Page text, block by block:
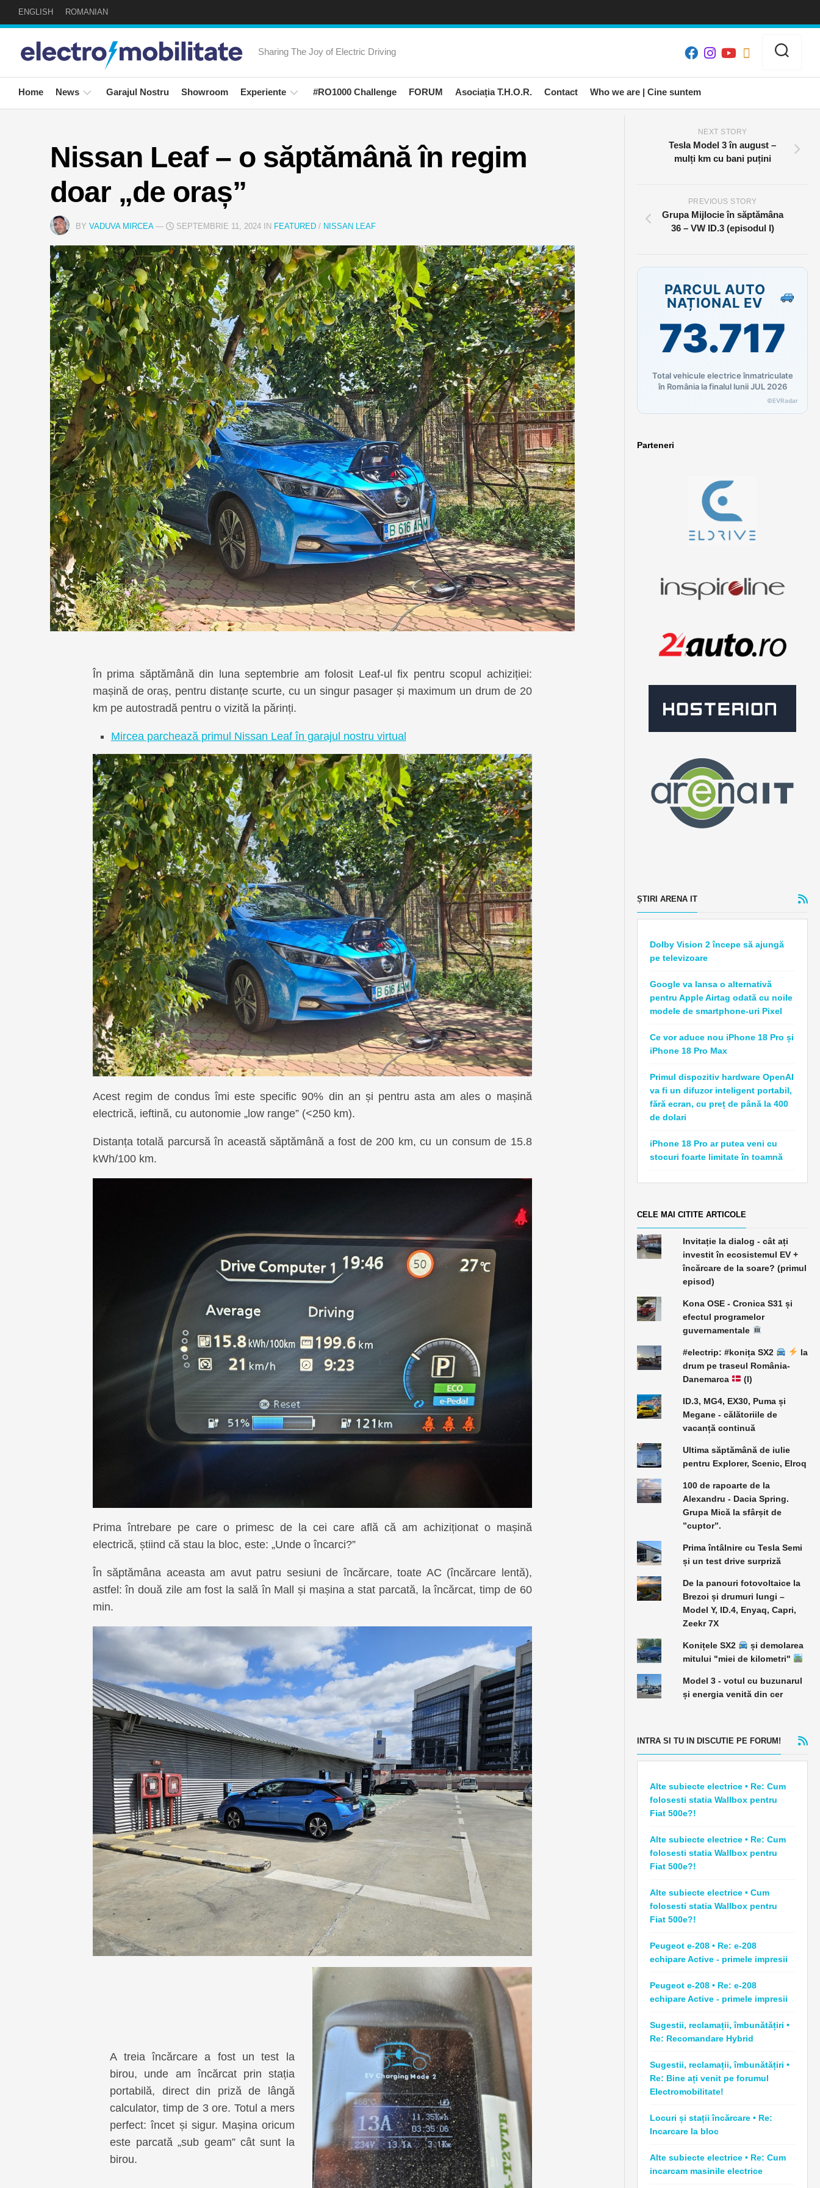
ENGLISH ROMANIAN
Sharing The Joy of Electric Driving
Home News
Social
News
Newsletter
Garajul Nostru Showroom Experiente
RoadTrips!
Masina
Electrica
#RO1000 Challenge FORUM Asociația T.H.O.R. Contact Who we are | Cine suntem
Nissan Leaf – o săptămână în regim
doar „de oraș”
BY VADUVA MIRCEA— SEPTEMBRIE 11, 2024 IN FEATURED/ NISSAN LEAF
În prima săptămână din luna septembrie am folosit Leaf-ul fix pentru scopul achiziției:
mașină de oraș, pentru distanțe scurte, cu un singur pasager și maximum un drum de 20
km pe autostradă pentru o vizită la părinți.
Mircea parchează primul Nissan Leaf în garajul nostru virtual
Acest regim de condus îmi este specific 90% din an și pentru asta am ales o mașină
electrică, ieftină, cu autonomie „low range” (<250 km).
Distanța totală parcursă în această săptămână a fost de 200 km, cu un consum de 15.8
kWh/100 km.
Prima întrebare pe care o primesc de la cei care află că am achiziționat o mașină
electrică, știind că stau la bloc, este: „Unde o încarci?”
În săptămâna aceasta am avut patru sesiuni de încărcare, toate AC (încărcare lentă),
astfel: în două zile am fost la sală în Mall și mașina a stat parcată, la încărcat, timp de 60
min.
A treia încărcare a fost un test la
birou, unde am încărcat prin stația
portabilă, direct din priză de lângă
calculator, timp de 3 ore. Totul a mers
perfect: încet și sigur. Mașina oricum
este parcată „sub geam” cât sunt la
birou.
NEXT STORY
Tesla Model 3 în august –
mulți km cu bani puțini
PREVIOUS STORY
Grupa Mijlocie în săptămâna
36 – VW ID.3 (episodul I)
PARCUL AUTO
NAȚIONAL EV
73.717
Total vehicule electrice înmatriculate
în România la finalul lunii JUL 2026
©EVRadar
Parteneri
ȘTIRI ARENA IT
Dolby Vision 2 începe să ajungă
pe televizoare
Google va lansa o alternativă
pentru Apple Airtag odată cu noile
modele de smartphone-uri Pixel
Ce vor aduce nou iPhone 18 Pro și
iPhone 18 Pro Max
Primul dispozitiv hardware OpenAI
va fi un difuzor inteligent portabil,
fără ecran, cu preț de până la 400
de dolari
iPhone 18 Pro ar putea veni cu
stocuri foarte limitate în toamnă
CELE MAI CITITE ARTICOLE
Invitație la dialog - cât ați
investit în ecosistemul EV +
încărcare de la soare? (primul
episod)
Kona OSE - Cronica S31 și
efectul programelor
guvernamentale
#electrip: #konița SX2
la
drum pe traseul România-
Danemarca
(I)
ID.3, MG4, EX30, Puma și
Megane - călătoriile de
vacanță continuă
Ultima săptămână de iulie
pentru Explorer, Scenic, Elroq
100 de rapoarte de la
Alexandru - Dacia Spring.
Grupa Mică la sfârșit de
”cuptor”.
Prima întâlnire cu Tesla Semi
și un test drive surpriză
De la panouri fotovoltaice la
Brezoi și drumuri lungi –
Model Y, ID.4, Enyaq, Capri,
Zeekr 7X
Konițele SX2
și demolarea
mitului "miei de kilometri"
Model 3 - votul cu buzunarul
și energia venită din cer
INTRA SI TU IN DISCUTIE PE FORUM!
Alte subiecte electrice • Re: Cum
folosesti statia Wallbox pentru
Fiat 500e?!
Alte subiecte electrice • Re: Cum
folosesti statia Wallbox pentru
Fiat 500e?!
Alte subiecte electrice • Cum
folosesti statia Wallbox pentru
Fiat 500e?!
Peugeot e-208 • Re: e-208
echipare Active - primele impresii
Peugeot e-208 • Re: e-208
echipare Active - primele impresii
Sugestii, reclamații, îmbunătățiri •
Re: Recomandare Hybrid
Sugestii, reclamații, îmbunătățiri •
Re: Bine ați venit pe forumul
Electromobilitate!
Locuri și stații încărcare • Re:
Incarcare la bloc
Alte subiecte electrice • Re: Cum
incarcam masinile electrice